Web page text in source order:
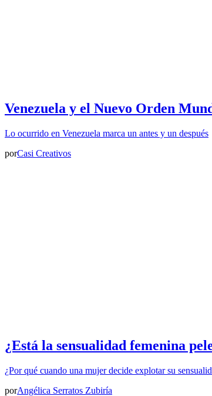
Venezuela y el Nuevo Orden
Lo ocurrido en Venezuela marca un antes y un después
porCasi Creativos
¿Está la sensualidad femenina
¿Por qué cuando una mujer decide explotar su
porAngélica Serratos Zubiría